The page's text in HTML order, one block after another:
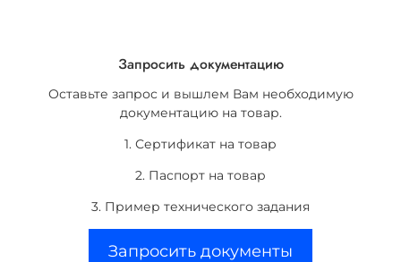
Запросить документацию
Оставьте запрос и вышлем Вам необходимую
документацию на товар.
1. Сертификат на товар
2. Паспорт на товар
3. Пример технического задания
Запросить документы